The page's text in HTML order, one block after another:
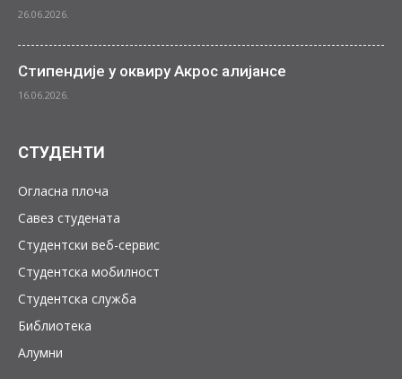
26.06.2026.
Стипендије у оквиру Акрос алијансе
16.06.2026.
СТУДЕНТИ
Огласна плоча
Савез студената
Студентски веб-сервис
Студентска мобилност
Студентска служба
Библиотека
Алумни